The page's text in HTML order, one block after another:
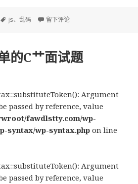
标
js、乱码 于JavaScript纯符号输出文本
留下评论
的C艹面试题
Argument
passed by reference, value
fawdlstty.com/wp-
syntax/wp-syntax.php on line
Argument
passed by reference, value